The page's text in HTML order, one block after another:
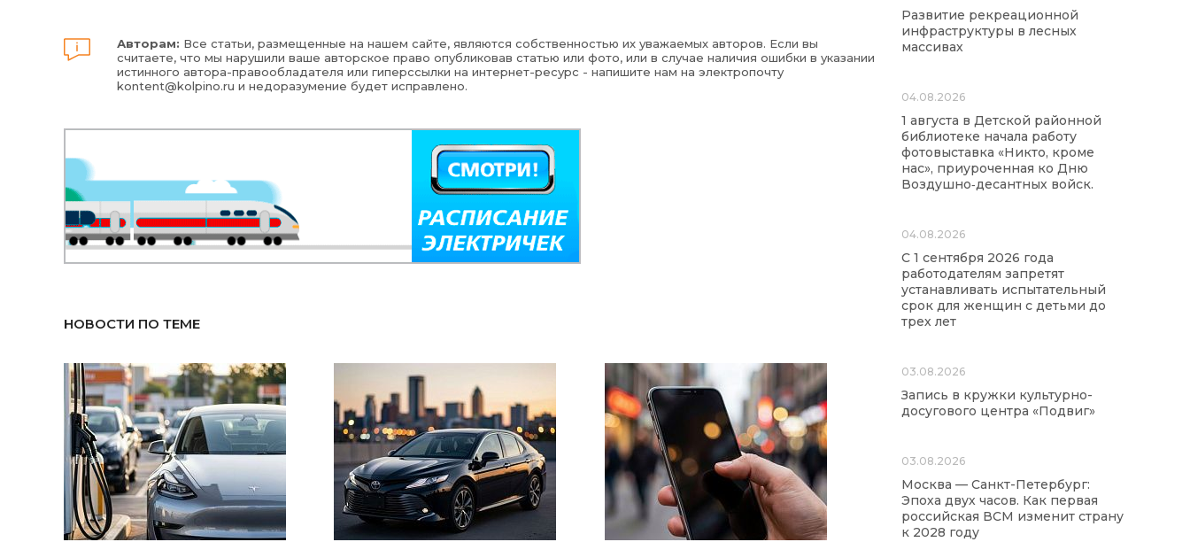
Авторам: Все статьи, размещенные на нашем сайте, являются собственностью их уважаемых авторов. Если вы
считаете, что мы нарушили ваше авторское право опубликовав статью или фото, или в случае наличия ошибки в указании
истинного автора-правообладателя или гиперссылки на интернет-ресурс - напишите нам на электропочту
kontent@kolpino.ru и недоразумение будет исправлено.
НОВОСТИ ПО ТЕМЕ
Развитие рекреационной
инфраструктуры в лесных
массивах
04.08.2026
1 августа в Детской районной
библиотеке начала работу
фотовыставка «Никто, кроме
нас», приуроченная ко Дню
Воздушно‑десантных войск.
04.08.2026
С 1 сентября 2026 года
работодателям запретят
устанавливать испытательный
срок для женщин с детьми до
трех лет
03.08.2026
Запись в кружки культурно-
досугового центра «Подвиг»
03.08.2026
Москва — Санкт-Петербург:
Эпоха двух часов. Как первая
российская ВСМ изменит страну
к 2028 году